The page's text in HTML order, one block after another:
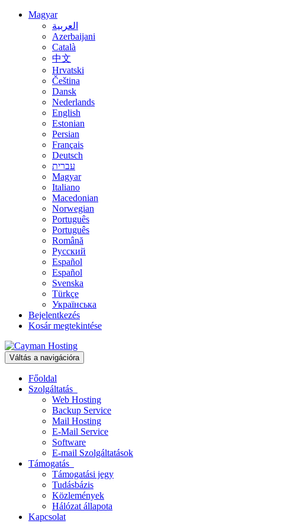
Magyar
العربية
Azerbaijani
Català
中文
Hrvatski
Čeština
Dansk
Nederlands
English
Estonian
Persian
Français
Deutsch
עברית
Magyar
Italiano
Macedonian
Norwegian
Português
Português
Română
Русский
Español
Español
Svenska
Türkçe
Українська
Bejelentkezés
Kosár megtekintése
Váltás a navigációra
Főoldal
Szolgáltatás
Web Hosting
Backup Service
Mail Hosting
E-Mail Service
Software
E-mail Szolgáltatások
Támogatás
Támogatási jegy
Tudásbázis
Közlemények
Hálózat állapota
Kapcsolat